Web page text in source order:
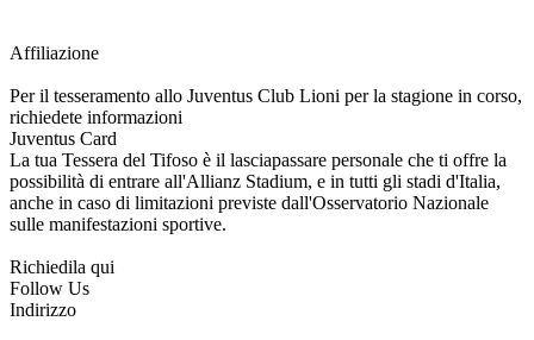
Affiliazione
Per il tesseramento allo Juventus Club Lioni per la stagione in corso,
richiedete informazioni
Juventus Card
La tua Tessera del Tifoso è il lasciapassare personale che ti offre la
possibilità di entrare all'Allianz Stadium, e in tutti gli stadi d'Italia,
anche in caso di limitazioni previste dall'Osservatorio Nazionale
sulle manifestazioni sportive.
Richiedila qui
Follow Us
Indirizzo